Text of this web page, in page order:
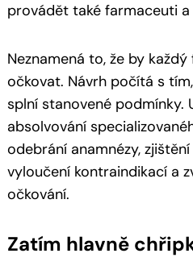
provádět také farmaceuti a
Neznamená to, že by
očkovat. Návrh počítá s
splní stanovené podmínky.
absolvování
odebrání anamnézy,
vyloučení kontraindikací a
očkování.
Zatím hlavně